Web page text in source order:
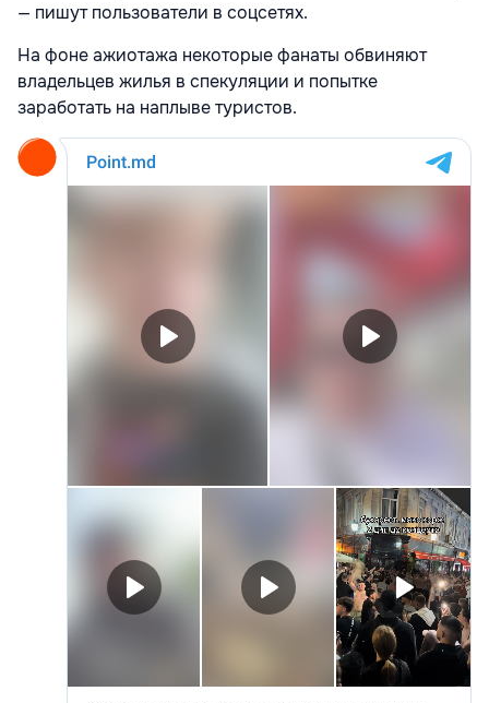
— пишут пользователи в соцсетях.
На фоне ажиотажа некоторые фанаты обвиняют
владельцев жилья в спекуляции и попытке
заработать на наплыве туристов.